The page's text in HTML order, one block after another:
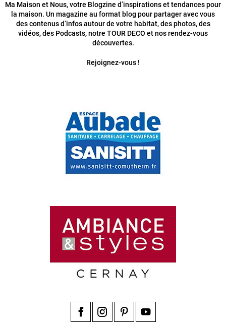
Ma Maison et Nous, votre Blogzine d’inspirations et tendances pour
la maison. Un magazine au format blog pour partager avec vous
des contenus d’infos autour de votre habitat, des photos, des
vidéos, des Podcasts, notre TOUR DECO et nos rendez-vous
découvertes.
Rejoignez-vous !